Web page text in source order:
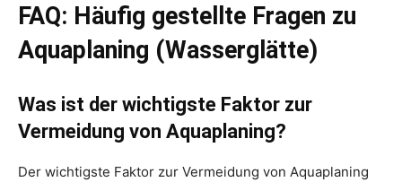
FAQ: Häufig gestellte Fragen zu
Aquaplaning (Wasserglätte)
Was ist der wichtigste Faktor zur
Vermeidung von Aquaplaning?
Der wichtigste Faktor zur Vermeidung von Aquaplaning